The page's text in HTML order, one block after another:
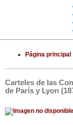
Página principal
Carteles de las
de París y Lyon